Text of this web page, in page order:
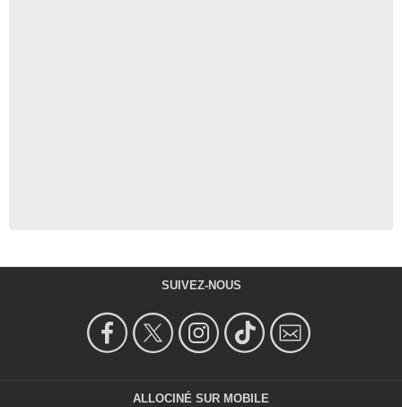
SUIVEZ-NOUS
ALLOCINÉ SUR MOBILE